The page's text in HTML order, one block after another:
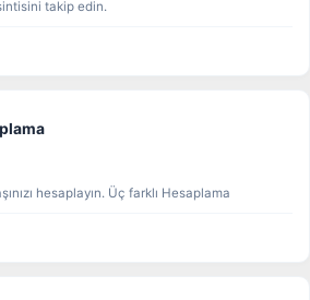
takip edin.
hesaplayın. Üç farklı Hesaplama